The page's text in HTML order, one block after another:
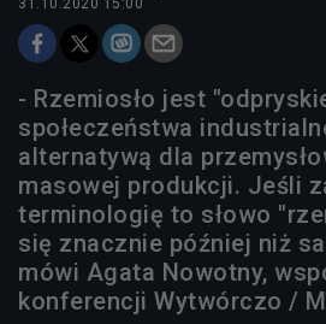
31.10.2020 15:00
- Rzemiosło jest
społeczeństwa
alternatywą dla
masowej produkcji. Jeśli
terminologię to słowo
się znacznie później niż
mówi Agata Nowotny,
konferencji Wytwórczo /